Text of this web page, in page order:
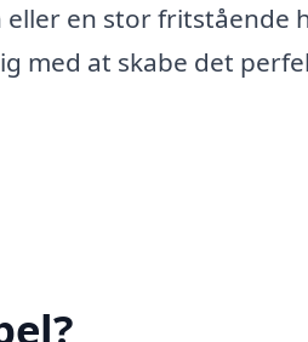
eller en stor fritstående
med at skabe det